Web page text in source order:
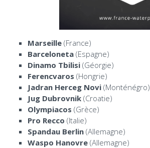
Marseille (France)
Barceloneta (Espagne)
Dinamo Tbilisi (Géorgie)
Ferencvaros (Hongrie)
Jadran Herceg Novi (Monténégro)
Jug Dubrovnik (Croatie)
Olympiacos (Grèce)
Pro Recco (Italie)
Spandau Berlin (Allemagne)
Waspo Hanovre (Allemagne)